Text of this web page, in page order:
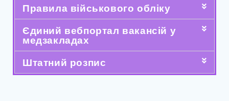
Правила військового обліку
Єдиний вебпортал вакансій у
медзакладах
Штатний розпис